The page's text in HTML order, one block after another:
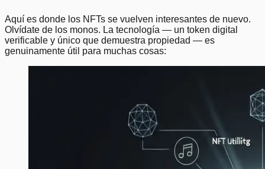
Aquí es donde los NFTs se vuelven interesantes de nuevo.
Olvídate de los monos. La tecnología — un token digital
verificable y único que demuestra propiedad — es
genuinamente útil para muchas cosas: